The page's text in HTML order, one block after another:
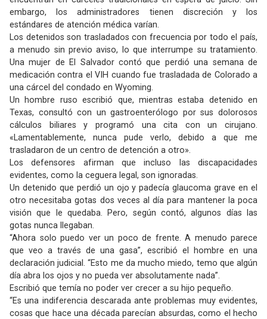
embargo, los administradores tienen discreción y los
estándares de atención médica varían.
Los detenidos son trasladados con frecuencia por todo el país,
a menudo sin previo aviso, lo que interrumpe su tratamiento.
Una mujer de El Salvador contó que perdió una semana de
medicación contra el VIH cuando fue trasladada de Colorado a
una cárcel del condado en Wyoming.
Un hombre ruso escribió que, mientras estaba detenido en
Texas, consultó con un gastroenterólogo por sus dolorosos
cálculos biliares y programó una cita con un cirujano.
«Lamentablemente, nunca pude verlo, debido a que me
trasladaron de un centro de detención a otro».
Los defensores afirman que incluso las discapacidades
evidentes, como la ceguera legal, son ignoradas.
Un detenido que perdió un ojo y padecía glaucoma grave en el
otro necesitaba gotas dos veces al día para mantener la poca
visión que le quedaba. Pero, según contó, algunos días las
gotas nunca llegaban.
“Ahora solo puedo ver un poco de frente. A menudo parece
que veo a través de una gasa”, escribió el hombre en una
declaración judicial. “Esto me da mucho miedo, temo que algún
día abra los ojos y no pueda ver absolutamente nada”.
Escribió que temía no poder ver crecer a su hijo pequeño.
“Es una indiferencia descarada ante problemas muy evidentes,
cosas que hace una década parecían absurdas, como el hecho